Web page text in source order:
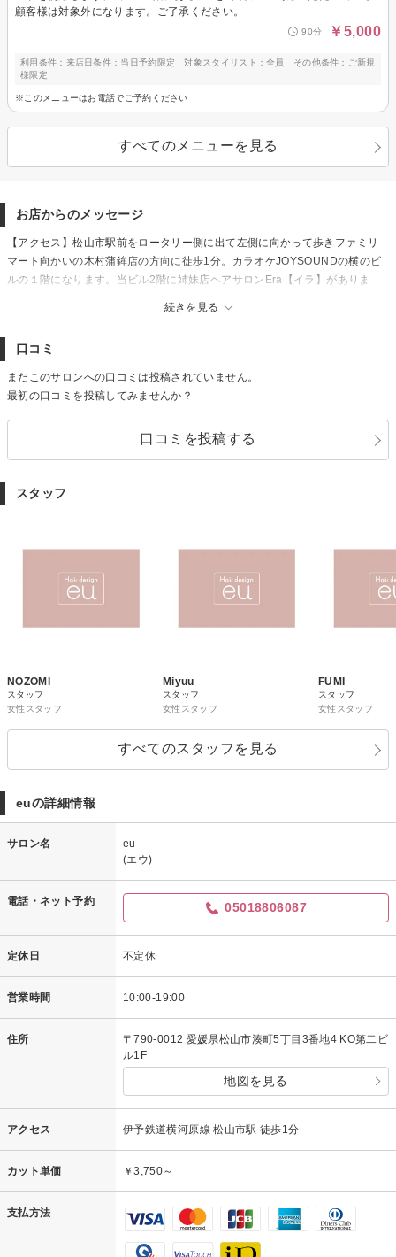
顧客様は対象外になります。ご了承ください。
90分 ￥5,000
利用条件：来店日条件：当日予約限定 対象スタイリスト：全員 その他条件：ご新規
様限定
※このメニューはお電話でご予約ください
すべてのメニューを見る
お店からのメッセージ
続きを見る
【アクセス】松山市駅前をロータリー側に出て左側に向かって歩きファミリ
マート向かいの木村蒲鉾店の方向に徒歩1分。カラオケJOYSOUNDの横のビ
ルの１階になります。当ビル2階に姉妹店ヘアサロンEra【イラ】がありま
【備考】近くのパーキングをご利用ください！当ビル2階に姉妹店ヘアサロン
Era【イラ】があります！スタッフ募集中！【髪質改善/インナーカラー/縮毛
矯正/ハイライト】
口コミ
まだこのサロンへの口コミは投稿されていません。
最初の口コミを投稿してみませんか？
口コミを投稿する
スタッフ
NOZOMI
スタッフ
女性スタッフ
Miyuu
スタッフ
女性スタッフ
FUMI
スタッフ
女性スタッフ
すべてのスタッフを見る
euの詳細情報
サロン名
eu
(エウ)
電話・ネット予約 05018806087
定休日 不定休
営業時間 10:00-19:00
住所
〒790-0012 愛媛県松山市湊町5丁目3番地4 KO第二ビ
ル1F
地図を見る
アクセス 伊予鉄道横河原線 松山市駅 徒歩1分
カット単価 ￥3,750～
支払方法